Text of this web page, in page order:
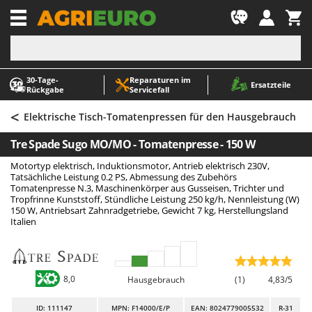
30‑Tage-
Rückgabe
Reparaturen im
Servicefall
Ersatzteile
-1
A
Abbeermaschinen - Traubenmühlen
Abfüllgeräte
Akku Gartenscheren
Akku Gras- und Strauchscheren
Akku-Stichsägen
Allzwecktransporter - Motorschubkarren
Alu-Teleskopleitern
Anbaubagger Heckbagger für Traktoren
Arbeitsschutzkleidung
Aschesauger
Astkettensägen - Hochentaster
A
ABAC
AgriEuro Premium
AgriEuro TOP-LINE
AGT
Aima
Airmec
AL-KO
Alce
Alpina
Ama
< Elektrische Tisch-Tomatenpressen für den Hausgebrauch
Tre Spade Sugo MO/MO - Tomatenpresse - 150 W
Motortyp elektrisch, Induktionsmotor, Antrieb elektrisch 230V,
Tatsächliche Leistung 0.2 PS, Abmessung des Zubehörs
Tomatenpresse N.3, Maschinenkörper aus Gusseisen, Trichter und
Tropfrinne Kunststoff, Stündliche Leistung 250 kg/h, Nennleistung (W)
150 W, Antriebsart Zahnradgetriebe, Gewicht 7 kg, Herstellungsland
Italien
8,0 Hausgebrauch (1) 4,83/5
ID: 111147 MPN: F14000/E/P EAN: 8024779005532 R-31